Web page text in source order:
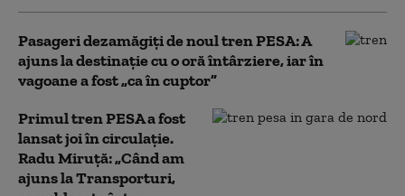
Pasageri dezamăgiți de noul tren PESA: A
ajuns la destinație cu o oră întârziere, iar în
vagoane a fost „ca în cuptor”
Primul tren PESA a fost
lansat joi în circulație.
Radu Miruță: „Când am
ajuns la Transporturi,